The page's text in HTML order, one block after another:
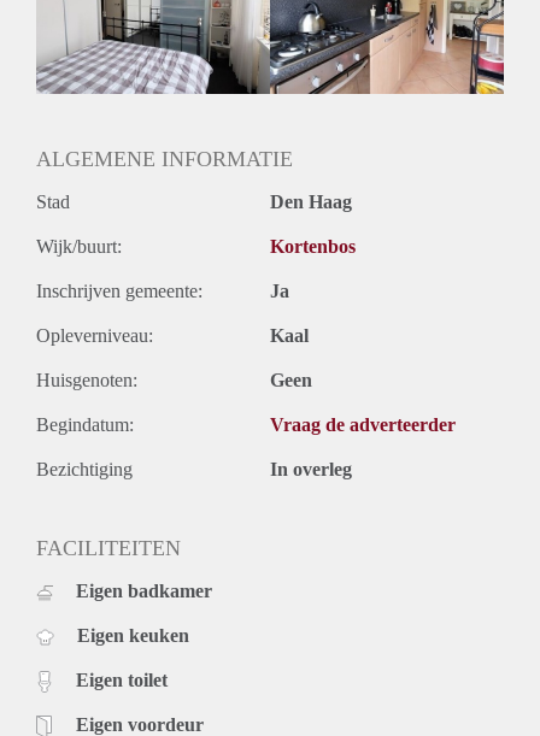
Huurtermijn
Onbepaalde termijn
Oplevering
ALGEMENE INFORMATIE
Stad Den Haag
Wijk/buurt: Kortenbos
Inschrijven gemeente: Ja
Opleverniveau: Kaal
Huisgenoten: Geen
Begindatum: Vraag de adverteerder
Bezichtiging In overleg
FACILITEITEN
Eigen badkamer
Eigen keuken
Eigen toilet
Eigen voordeur